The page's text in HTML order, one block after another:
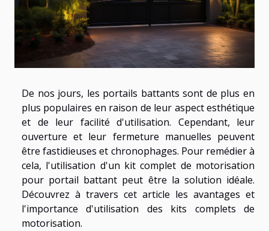
De nos jours, les portails battants sont de plus en
plus populaires en raison de leur aspect esthétique
et de leur facilité d'utilisation. Cependant, leur
ouverture et leur fermeture manuelles peuvent
être fastidieuses et chronophages. Pour remédier à
cela, l'utilisation d'un kit complet de motorisation
pour portail battant peut être la solution idéale.
Découvrez à travers cet article les avantages et
l'importance d'utilisation des kits complets de
motorisation.